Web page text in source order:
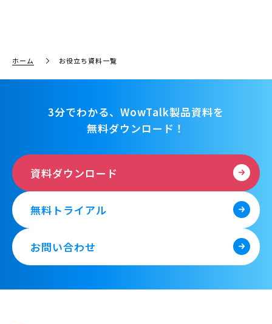
ホーム お役立ち資料一覧
3分でわかる、WowTalk製品資料を
無料ダウンロード！
資料ダウンロード
無料トライアル
お問い合わせ